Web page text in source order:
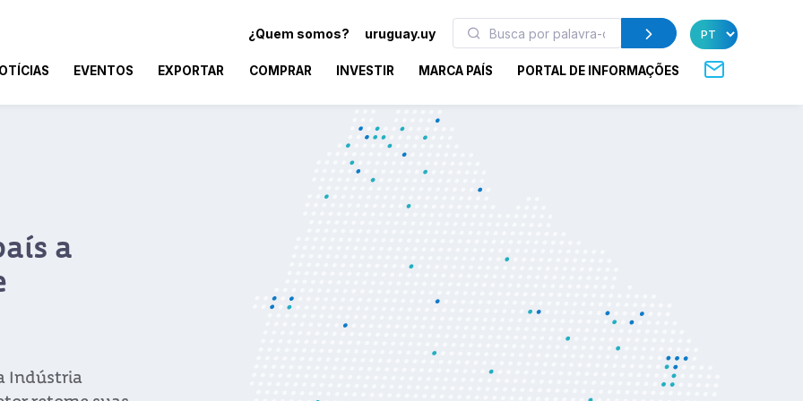
¿Quem somos? uruguay.uy
EVENTOS EXPORTAR COMPRAR INVESTIR MARCA PAÍS PORTAL DE INFORMAÇÕES
Laboratório uruguaio criou kit
amostras da COVID-19
A contribuição da Aravanlabs já está prestes a ser